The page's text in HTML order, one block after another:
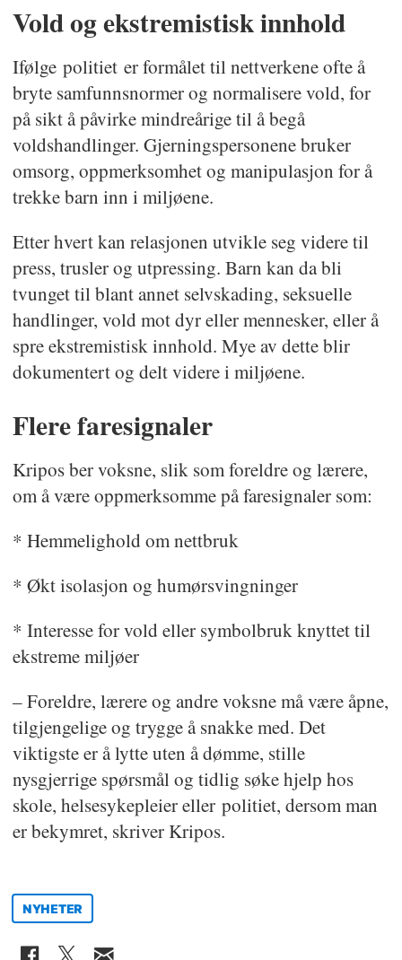
Vold og ekstremistisk innhold
Ifølge politiet er formålet til nettverkene ofte å
bryte samfunnsnormer og normalisere vold, for
på sikt å påvirke mindreårige til å begå
voldshandlinger. Gjerningspersonene bruker
omsorg, oppmerksomhet og manipulasjon for å
trekke barn inn i miljøene.
Etter hvert kan relasjonen utvikle seg videre til
press, trusler og utpressing. Barn kan da bli
tvunget til blant annet selvskading, seksuelle
handlinger, vold mot dyr eller mennesker, eller å
spre ekstremistisk innhold. Mye av dette blir
dokumentert og delt videre i miljøene.
Flere faresignaler
Kripos ber voksne, slik som foreldre og lærere,
om å være oppmerksomme på faresignaler som:
* Hemmelighold om nettbruk
* Økt isolasjon og humørsvingninger
* Interesse for vold eller symbolbruk knyttet til
ekstreme miljøer
– Foreldre, lærere og andre voksne må være åpne,
tilgjengelige og trygge å snakke med. Det
viktigste er å lytte uten å dømme, stille
nysgjerrige spørsmål og tidlig søke hjelp hos
skole, helsesykepleier eller politiet, dersom man
er bekymret, skriver Kripos.
NYHETER